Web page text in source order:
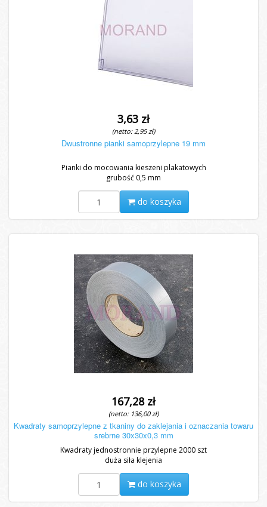
3,63 zł
(netto: 2,95 zł)
Dwustronne pianki samoprzylepne 19 mm
Pianki do mocowania kieszeni plakatowych
grubość 0,5 mm
do koszyka
167,28 zł
(netto: 136,00 zł)
Kwadraty samoprzylepne z tkaniny do zaklejania i oznaczania towaru
srebrne 30x30x0,3 mm
Kwadraty jednostronnie przylepne 2000 szt
duża siła klejenia
do koszyka